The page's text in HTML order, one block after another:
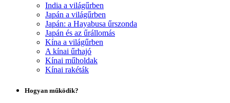
India a világűrben
Japán a világűrben
Japán: a Hayabusa űrszonda
Japán és az űrállomás
Kína a világűrben
A kínai űrhajó
Kínai műholdak
Kínai rakéták
Hogyan működik?